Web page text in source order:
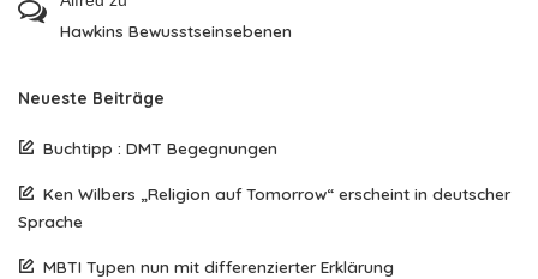
Hawkins Bewusstseinsebenen
Neueste Beiträge
Buchtipp : DMT Begegnungen
Ken Wilbers „Religion auf Tomorrow“ erscheint in deutscher
Sprache
MBTI Typen nun mit differenzierter Erklärung